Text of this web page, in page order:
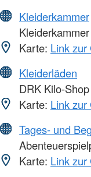
Kleiderkammer
Karte: Link zur
Kleiderläden
DRK Kilo-
Karte: Link zur
Tages- und
Karte: Link zur